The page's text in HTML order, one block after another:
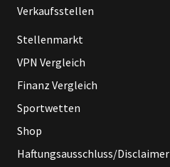
Verkaufsstellen
Stellenmarkt
VPN Vergleich
Finanz Vergleich
Sportwetten
Shop
Haftungsausschluss/Disclaimer